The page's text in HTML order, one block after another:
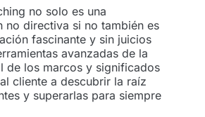
no solo es una
no directiva si no también es
fascinante y sin juicios
avanzadas de la
de los marcos y significados
cliente a descubrir la raíz
y superarlas para siempre